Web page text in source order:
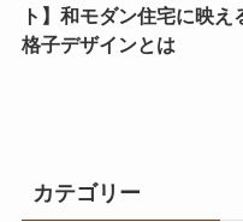
ト】和モダン住宅に映え
格子デザインとは
カテゴリー